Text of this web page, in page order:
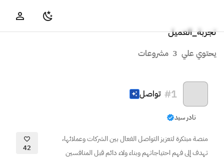
تجربة_العميل
يحتوي علي 3 مشروعات
#1 تواصل
نادر سيد
منصة مبتكرة لتعزيز التواصل الفعال بين الشركات وعملائها،
تهدف إلى فهم احتياجاتهم وبناء ولاء دائم قبل المنافسين
42